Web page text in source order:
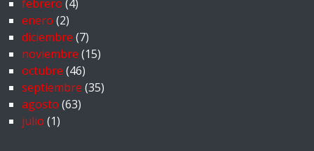
febrero (4)
enero (2)
diciembre (7)
noviembre (15)
octubre (46)
septiembre (35)
agosto (63)
julio (1)